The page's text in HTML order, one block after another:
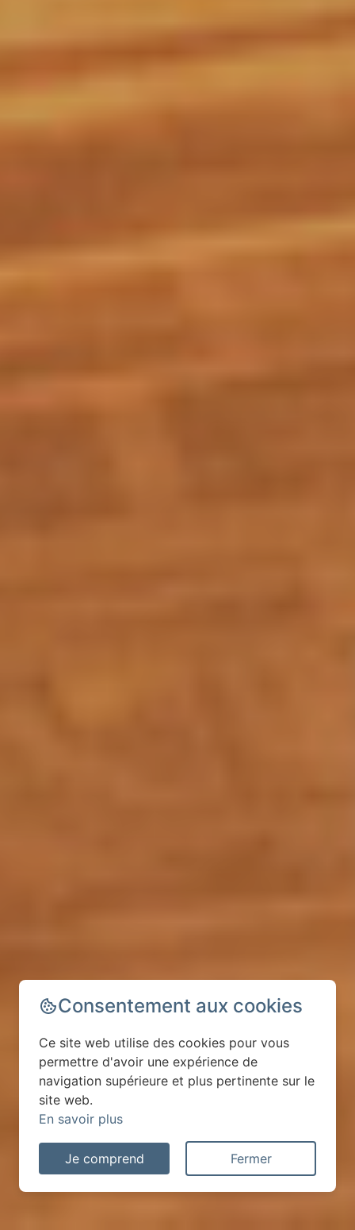
Consentement aux cookies
Ce site web utilise des cookies pour vous
permettre d'avoir une expérience de
navigation supérieure et plus pertinente sur le
site web.
En savoir plus
Je comprend Fermer